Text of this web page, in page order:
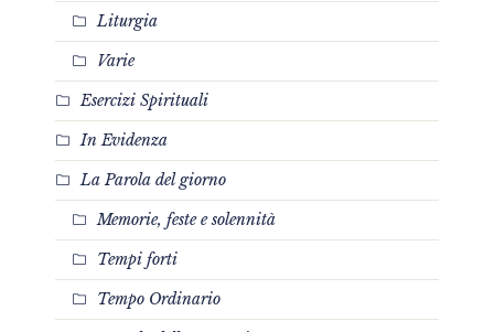
Liturgia
Varie
Esercizi Spirituali
In Evidenza
La Parola del giorno
Memorie, feste e solennità
Tempi forti
Tempo Ordinario